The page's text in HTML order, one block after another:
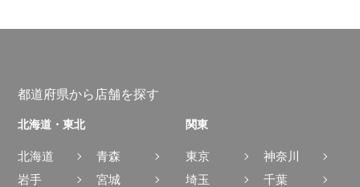
都道府県から店舗を探す
北海道・東北
北海道
青森
岩手
宮城
関東
東京
神奈川
埼玉
千葉